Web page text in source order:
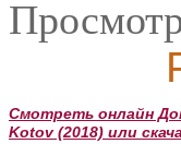
Смотреть онлайн
Kotov (2018) или